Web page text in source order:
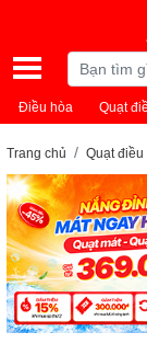
Điều hòa Quạt
Trang chủ Quạt điều